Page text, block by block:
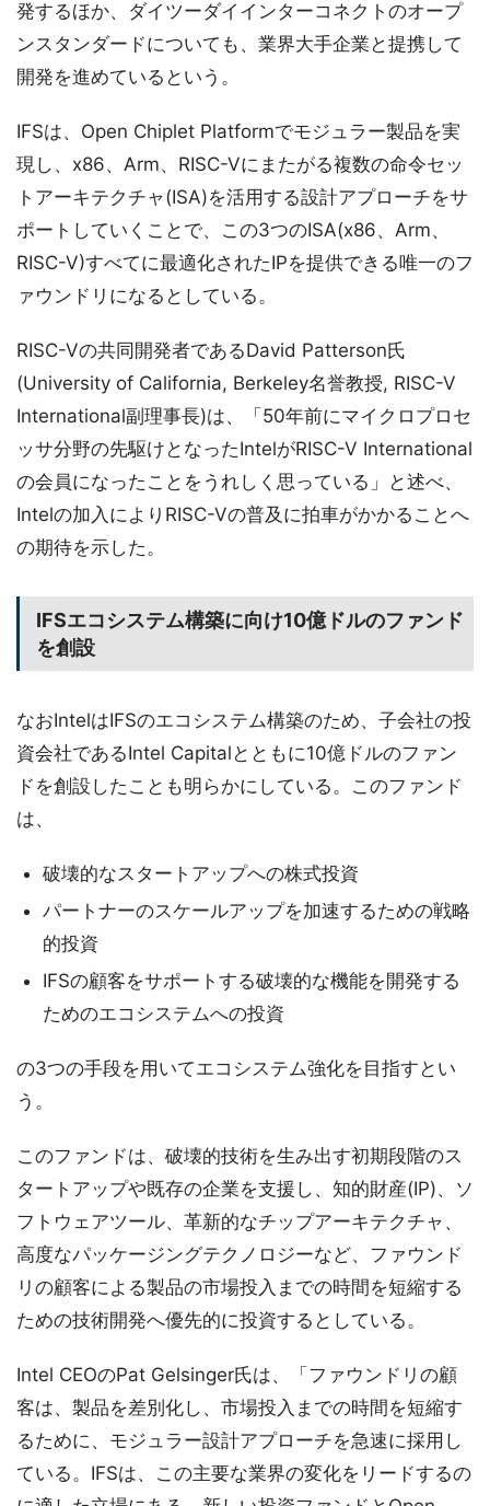
発するほか、ダイツーダイインターコネクトのオープ
ンスタンダードについても、業界大手企業と提携して
開発を進めているという。
IFSは、Open Chiplet Platformでモジュラー製品を実
現し、x86、Arm、RISC-Vにまたがる複数の命令セッ
トアーキテクチャ(ISA)を活用する設計アプローチをサ
ポートしていくことで、この3つのISA(x86、Arm、
RISC-V)すべてに最適化されたIPを提供できる唯一のフ
ァウンドリになるとしている。
RISC-Vの共同開発者であるDavid Patterson氏
(University of California, Berkeley名誉教授, RISC-V
International副理事長)は、「50年前にマイクロプロセ
ッサ分野の先駆けとなったIntelがRISC-V International
の会員になったことをうれしく思っている」と述べ、
Intelの加入によりRISC-Vの普及に拍車がかかることへ
の期待を示した。
IFSエコシステム構築に向け10億ドルのファンド
を創設
なおIntelはIFSのエコシステム構築のため、子会社の投
資会社であるIntel Capitalとともに10億ドルのファン
ドを創設したことも明らかにしている。このファンド
は、
破壊的なスタートアップへの株式投資
パートナーのスケールアップを加速するための戦略
的投資
IFSの顧客をサポートする破壊的な機能を開発する
ためのエコシステムへの投資
の3つの手段を用いてエコシステム強化を目指すとい
う。
このファンドは、破壊的技術を生み出す初期段階のス
タートアップや既存の企業を支援し、知的財産(IP)、ソ
フトウェアツール、革新的なチップアーキテクチャ、
高度なパッケージングテクノロジーなど、ファウンド
リの顧客による製品の市場投入までの時間を短縮する
ための技術開発へ優先的に投資するとしている。
Intel CEOのPat Gelsinger氏は、「ファウンドリの顧
客は、製品を差別化し、市場投入までの時間を短縮す
るために、モジュラー設計アプローチを急速に採用し
ている。IFSは、この主要な業界の変化をリードするの